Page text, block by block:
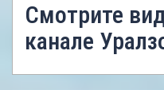
АНТИДОЖДЕВЫЕ
ТЕНТЫ
Смотрите
канале